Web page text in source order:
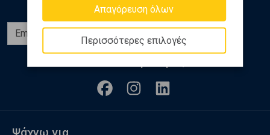
Απαγόρευση όλων
Περισσότερες επιλογές